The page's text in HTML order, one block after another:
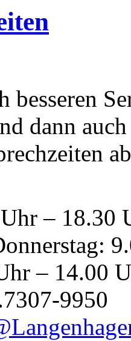
besseren
dann
– 18.30
– 14.00
9950